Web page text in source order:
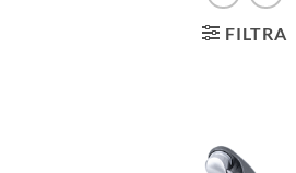
FILTRA